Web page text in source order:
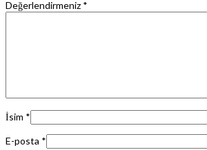
Değerlendirmeniz *
İsim *
E-posta *